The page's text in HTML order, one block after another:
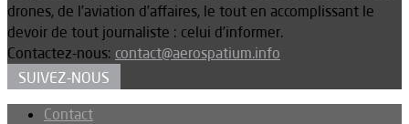
drones, de l’aviation d’affaires, le tout en accomplissant le
devoir de tout journaliste : celui d’informer.
Contactez-nous: contact@aerospatium.info
SUIVEZ-NOUS
Contact